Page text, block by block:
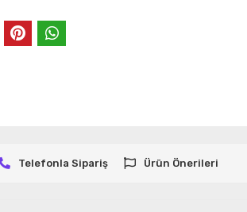
Telefonla Sipariş Ürün Önerileri